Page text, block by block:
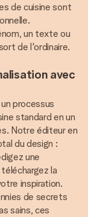
de cuisine sont
un texte ou
de l'ordinaire.
avec
processus
standard en un
Notre éditeur en
du design :
une
la
inspiration.
de secrets
sains, ces